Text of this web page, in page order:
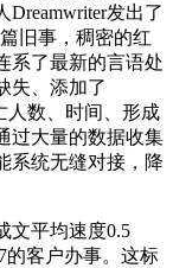
发出了
旧事，稠密的红
系了最新的言语处
失、添加了
人数、时间、形成
过大量的数据收集
系统无缝对接，降
平均速度0.5
的客户办事。这标